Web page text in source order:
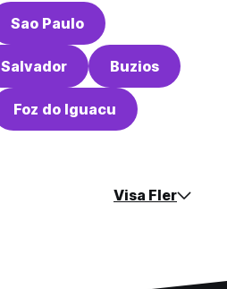
Sao Paulo
Salvador Buzios
Foz do Iguacu
Visa Fler